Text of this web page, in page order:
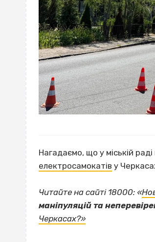
Нагадаємо, що у міській
електросамокатів у
Читайте на сайті 18000: «
маніпуляцій та
Черкасах?»